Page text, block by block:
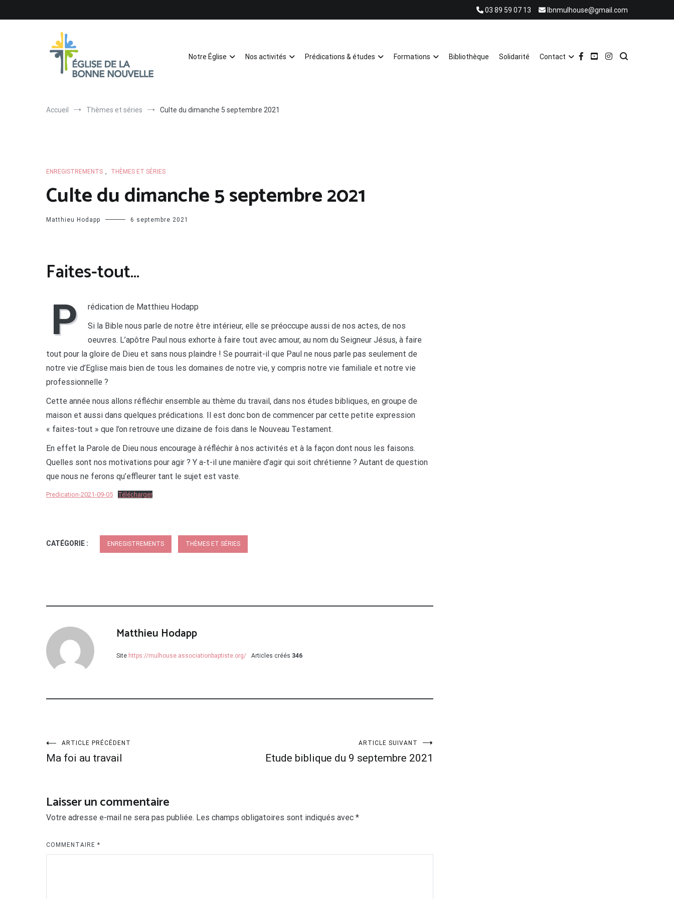
03 89 59 07 13 lbnmulhouse@gmail.com
Notre Église Nos activités Prédications & études Formations Bibliothèque Solidarité Contact
Accueil Thèmes et séries Culte du dimanche 5 septembre 2021
ENREGISTREMENTS , THÈMES ET SÉRIES
Culte du dimanche 5 septembre 2021
Matthieu Hodapp 6 septembre 2021
Faites-tout…
P
rédication de Matthieu Hodapp
Si la Bible nous parle de notre être intérieur, elle se préoccupe aussi de nos actes, de nos
oeuvres. L’apôtre Paul nous exhorte à faire tout avec amour, au nom du Seigneur Jésus, à faire
tout pour la gloire de Dieu et sans nous plaindre ! Se pourrait-il que Paul ne nous parle pas seulement de
notre vie d’Eglise mais bien de tous les domaines de notre vie, y compris notre vie familiale et notre vie
professionnelle ?
Cette année nous allons réfléchir ensemble au thème du travail, dans nos études bibliques, en groupe de
maison et aussi dans quelques prédications. Il est donc bon de commencer par cette petite expression
« faites-tout » que l’on retrouve une dizaine de fois dans le Nouveau Testament.
En effet la Parole de Dieu nous encourage à réfléchir à nos activités et à la façon dont nous les faisons.
Quelles sont nos motivations pour agir ? Y a-t-il une manière d’agir qui soit chrétienne ? Autant de question
que nous ne ferons qu’effleurer tant le sujet est vaste.
Predication-2021-09-05 Télécharger
CATÉGORIE : ENREGISTREMENTS THÈMES ET SÉRIES
Matthieu Hodapp
Site https://mulhouse.associationbaptiste.org/ Articles créés 346
Navigation
l’article
ARTICLE PRÉCÉDENT
Ma foi au travail
ARTICLE SUIVANT
Etude biblique du 9 septembre 2021
Laisser un commentaire
Votre adresse e-mail ne sera pas publiée. Les champs obligatoires sont indiqués avec *
COMMENTAIRE *